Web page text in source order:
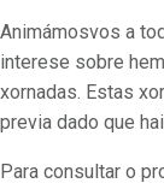
Animámosvos a
interese sobre
xornadas. Estas
previa dado que
Para consultar o